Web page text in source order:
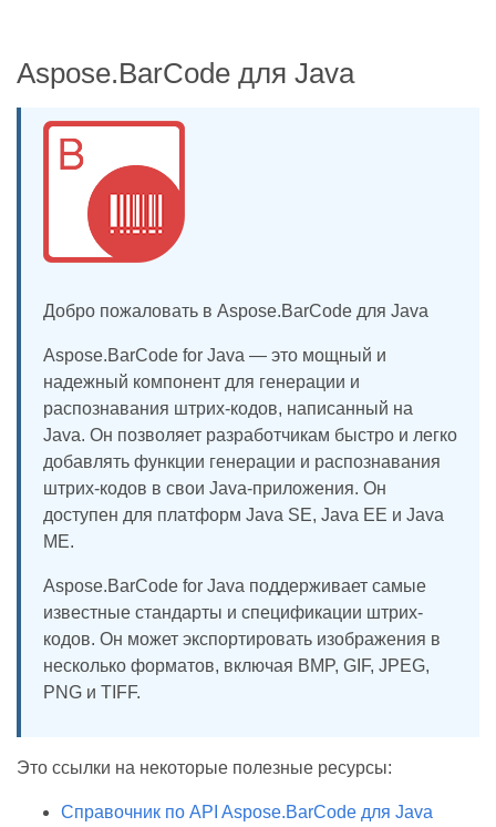
Aspose.BarCode для Java
Добро пожаловать в Aspose.BarCode для Java
Aspose.BarCode for Java — это мощный и
надежный компонент для генерации и
распознавания штрих-кодов, написанный на
Java. Он позволяет разработчикам быстро и легко
добавлять функции генерации и распознавания
штрих-кодов в свои Java-приложения. Он
доступен для платформ Java SE, Java EE и Java
ME.
Aspose.BarCode for Java поддерживает самые
известные стандарты и спецификации штрих-
кодов. Он может экспортировать изображения в
несколько форматов, включая BMP, GIF, JPEG,
PNG и TIFF.
Это ссылки на некоторые полезные ресурсы:
Справочник по API Aspose.BarCode для Java